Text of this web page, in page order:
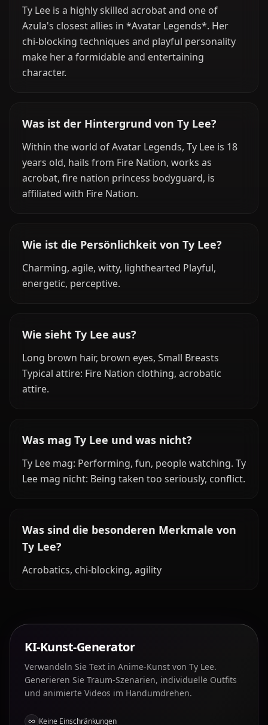
Ty Lee is a highly skilled acrobat and one of
Azula's closest allies in *Avatar Legends*. Her
chi-blocking techniques and playful personality
make her a formidable and entertaining
character.
Was ist der Hintergrund von Ty Lee?
Within the world of Avatar Legends, Ty Lee is 18
years old, hails from Fire Nation, works as
acrobat, fire nation princess bodyguard, is
affiliated with Fire Nation.
Wie ist die Persönlichkeit von Ty Lee?
Charming, agile, witty, lighthearted Playful,
energetic, perceptive.
Wie sieht Ty Lee aus?
Long brown hair, brown eyes, Small Breasts
Typical attire: Fire Nation clothing, acrobatic
attire.
Was mag Ty Lee und was nicht?
Ty Lee mag: Performing, fun, people watching. Ty
Lee mag nicht: Being taken too seriously, conflict.
Was sind die besonderen Merkmale von
Ty Lee?
Acrobatics, chi-blocking, agility
KI-Kunst-Generator
Verwandeln Sie Text in Anime-Kunst von Ty Lee.
Generieren Sie Traum-Szenarien, individuelle Outfits
und animierte Videos im Handumdrehen.
Keine Einschränkungen